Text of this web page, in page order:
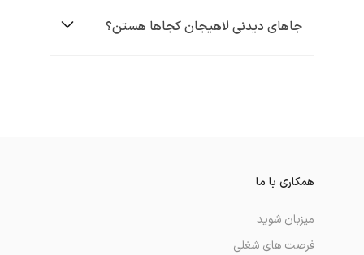
جاهای دیدنی لاهیجان کجاها هستن؟
همکاری با ما
میزبان شوید
فرصت های شغلی